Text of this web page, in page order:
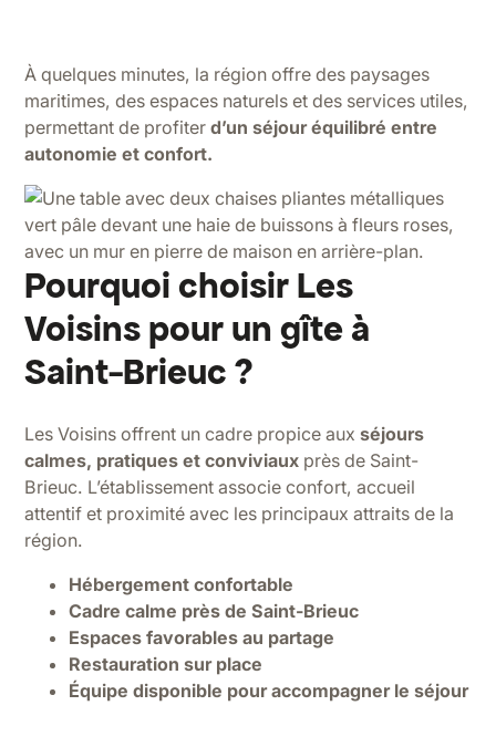
À quelques minutes, la région offre des paysages
maritimes, des espaces naturels et des services utiles,
permettant de profiterd’un séjour équilibré entre
autonomie et confort.
Pourquoi choisir Les
Voisins pour un gîte à
Saint-Brieuc ?
Les Voisins offrent un cadre propice auxséjours
calmes, pratiques et conviviaux près de Saint-
Brieuc. L’établissement associe confort, accueil
attentif et proximité avec les principaux attraits de la
région.
Hébergement confortable
Cadre calme près de Saint-Brieuc
Espaces favorables au partage
Restauration sur place
Équipe disponible pour accompagner le séjour